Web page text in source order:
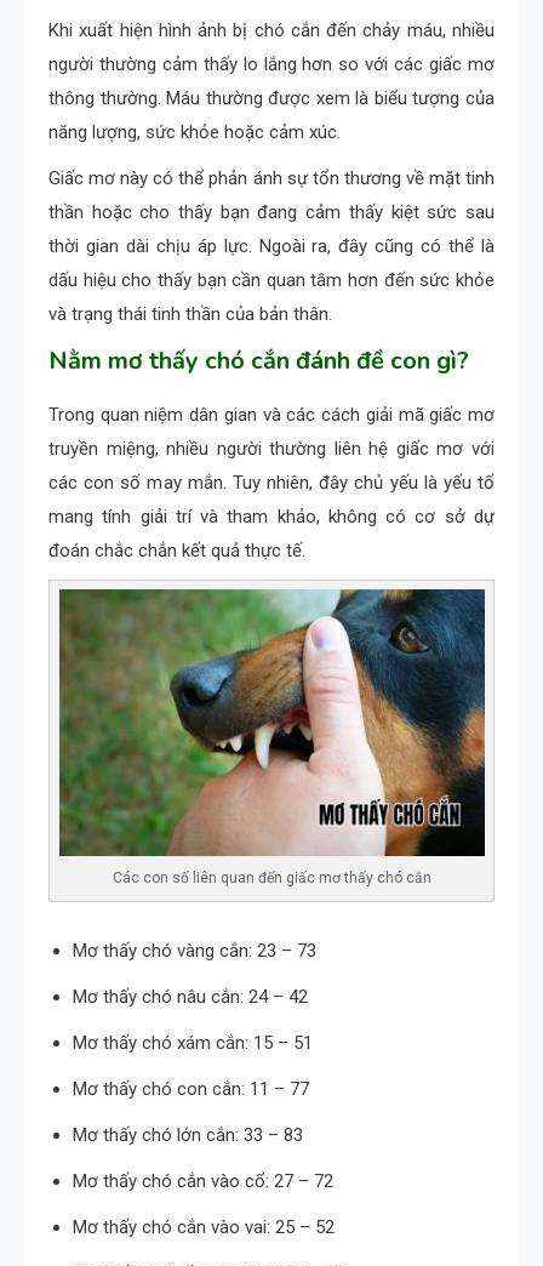
Khi xuất hiện hình ảnh bị chó cắn đến chảy máu, nhiều
người thường cảm thấy lo lắng hơn so với các giấc mơ
thông thường. Máu thường được xem là biểu tượng của
năng lượng, sức khỏe hoặc cảm xúc.
Giấc mơ này có thể phản ánh sự tổn thương về mặt tinh
thần hoặc cho thấy bạn đang cảm thấy kiệt sức sau
thời gian dài chịu áp lực. Ngoài ra, đây cũng có thể là
dấu hiệu cho thấy bạn cần quan tâm hơn đến sức khỏe
và trạng thái tinh thần của bản thân.
Nằm mơ thấy chó cắn đánh đề con gì?
Trong quan niệm dân gian và các cách giải mã giấc mơ
truyền miệng, nhiều người thường liên hệ giấc mơ với
các con số may mắn. Tuy nhiên, đây chủ yếu là yếu tố
mang tính giải trí và tham khảo, không có cơ sở dự
đoán chắc chắn kết quả thực tế.
Các con số liên quan đến giấc mơ thấy chó cắn
Mơ thấy chó vàng cắn: 23 – 73
Mơ thấy chó nâu cắn: 24 – 42
Mơ thấy chó xám cắn: 15 – 51
Mơ thấy chó con cắn: 11 – 77
Mơ thấy chó lớn cắn: 33 – 83
Mơ thấy chó cắn vào cổ: 27 – 72
Mơ thấy chó cắn vào vai: 25 – 52